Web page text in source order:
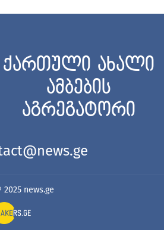
ქართული ახალი
ამბების
აგრეგატორი
2025 news.ge